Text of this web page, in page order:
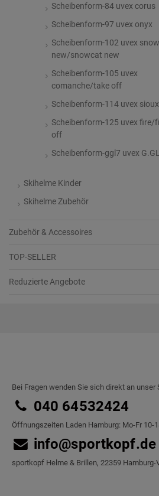
Scheibenform-84 uvex corus
Scheibenform-97 uvex onyx
Scheibenform-102 uvex
new/snowcat new
Scheibenform-105 uvex
comanche/take off
Scheibenform-114 uvex sioux
Scheibenform-125 uvex fire/
off
Scheibenform-ggl7 uvex
Skihelme Kinder
Skihelme Zubehör
Zubehör & Accessoires
TOP-SELLER
Reduzierte Angebote
Bei Fragen wenden Sie sich direkt an unser
040 64532424
Öffnungszeiten Laden Hamburg: Mo-Fr 10-
info@sportkopf.de
sportkopf Helme & Brillen, 22359